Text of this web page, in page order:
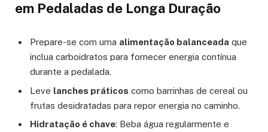
em Pedaladas de Longa Duração
Prepare-se com uma alimentação balanceada que
inclua carboidratos para fornecer energia contínua
durante a pedalada.
Leve lanches práticos como barrinhas de cereal ou
frutas desidratadas para repor energia no caminho.
Hidratação é chave: Beba água regularmente e